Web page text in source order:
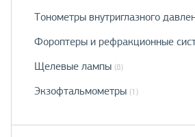
Тонометры внутриглазного
Фороптеры и рефракционные
Щелевые лампы (8)
Экзофтальмометры (1)